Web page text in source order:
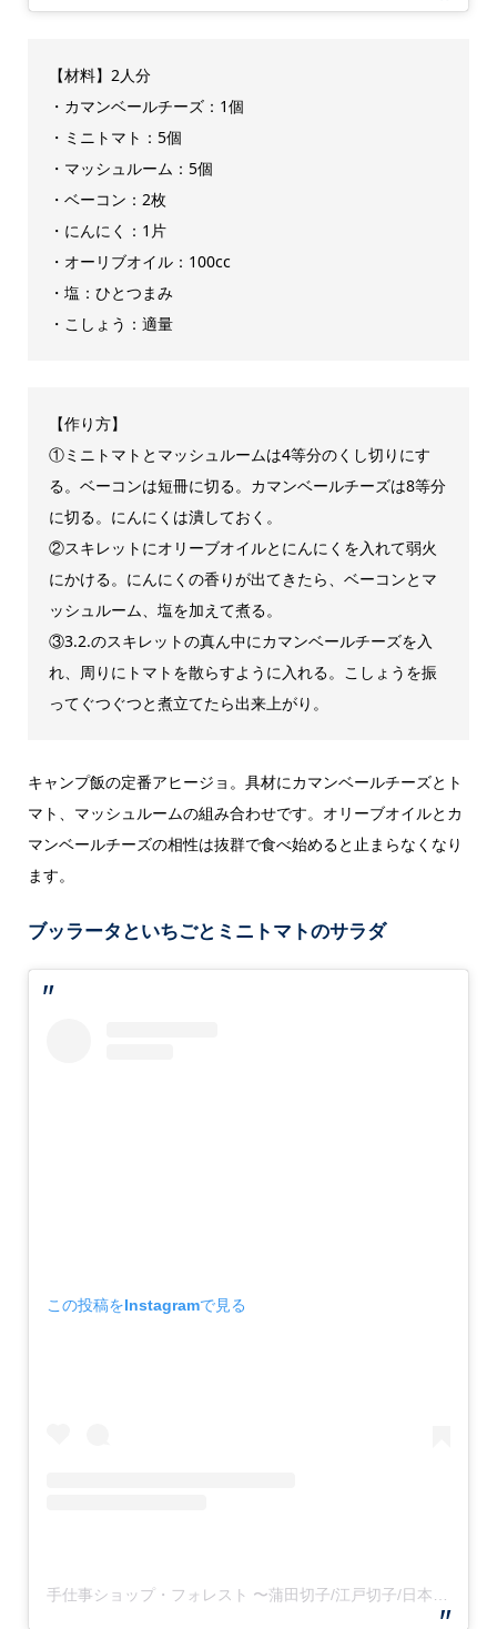
【材料】2人分
・カマンベールチーズ：1個
・ミニトマト：5個
・マッシュルーム：5個
・ベーコン：2枚
・にんにく：1片
・オーリブオイル：100cc
・塩：ひとつまみ
・こしょう：適量
【作り方】
①ミニトマトとマッシュルームは4等分のくし切りにす
る。ベーコンは短冊に切る。カマンベールチーズは8等分
に切る。にんにくは潰しておく。
②スキレットにオリーブオイルとにんにくを入れて弱火
にかける。にんにくの香りが出てきたら、ベーコンとマ
ッシュルーム、塩を加えて煮る。
③3.2.のスキレットの真ん中にカマンベールチーズを入
れ、周りにトマトを散らすように入れる。こしょうを振
ってぐつぐつと煮立てたら出来上がり。
キャンプ飯の定番アヒージョ。具材にカマンベールチーズとト
マト、マッシュルームの組み合わせです。オリーブオイルとカ
マンベールチーズの相性は抜群で食べ始めると止まらなくなり
ます。
ブッラータといちごとミニトマトのサラダ
この投稿をInstagramで見る
手仕事ショップ・フォレスト 〜蒲田切子/江戸切子/日本の手仕事品のお店〜(@teshigotoforest)がシェアした投稿